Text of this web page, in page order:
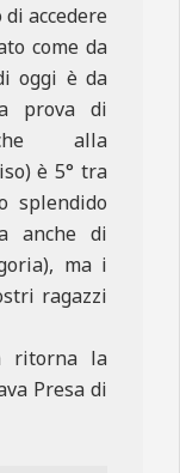
accedere
come da
oggi è da
prova di
alla
è 5° tra
splendido
anche di
ma i
ragazzi
ritorna la
Presa di